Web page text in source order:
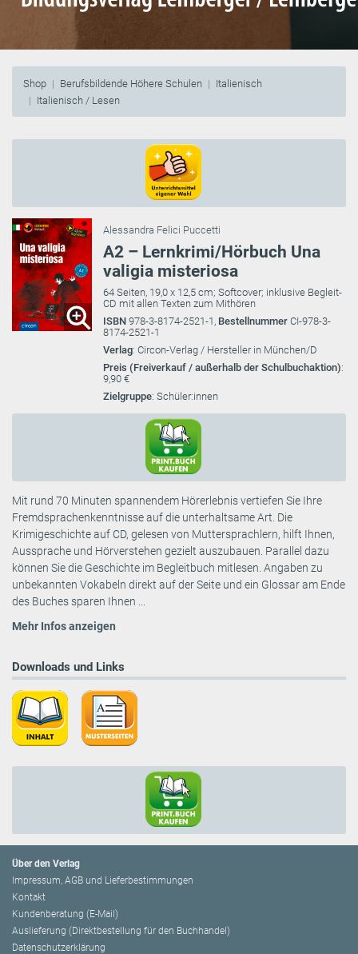
Shop Berufsbildende Höhere Schulen
Italienisch
Italienisch / Lesen
Alessandra Felici Puccetti
A2 – Lernkrimi/Hörbuch Una
valigia misteriosa
64 Seiten, 19,0 x 12,5 cm; Softcover; inklusive Begleit-
CD mit allen Texten zum Mithören
ISBN 978-3-8174-2521-1, Bestellnummer CI-978-3-
8174-2521-1
Verlag: Circon-Verlag / Hersteller in München/D
Preis (Freiverkauf / außerhalb der Schulbuchaktion):
9,90 €
Zielgruppe: Schüler:innen
Mit rund 70 Minuten spannendem Hörerlebnis vertiefen Sie Ihre
Fremdsprachenkenntnisse auf die unterhaltsame Art. Die
Krimigeschichte auf CD, gelesen von Muttersprachlern, hilft Ihnen,
Aussprache und Hörverstehen gezielt auszubauen. Parallel dazu
können Sie die Geschichte im Begleitbuch mitlesen. Angaben zu
unbekannten Vokabeln direkt auf der Seite und ein Glossar am Ende
des Buches sparen Ihnen ...
Mehr Infos anzeigen
Downloads und Links
Über den Verlag
Impressum, AGB und Lieferbestimmungen
Kontakt
Kundenberatung (E-Mail)
Auslieferung (Direktbestellung für den Buchhandel)
Datenschutzerklärung